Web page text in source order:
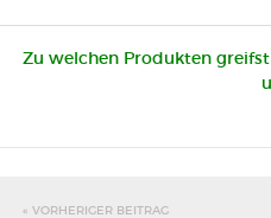
Zu welchen Produkten
« VORHERIGER BEITRAG